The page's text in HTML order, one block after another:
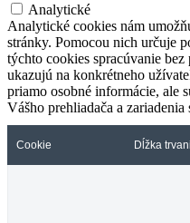
Analytické
Analytické cookies nám
stránky. Pomocou nich určuje
týchto cookies spracúvanie
ukazujú na konkrétneho
priamo osobné informácie, ale
Vášho prehliadača a
Cookie Dĺžka